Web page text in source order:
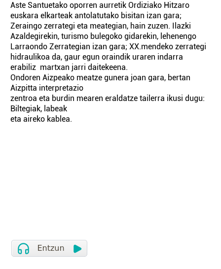
Aste Santuetako oporren aurretik Ordiziako Hitzaro
euskara elkarteak antolatutako bisitan izan gara;
Zeraingo zerrategi eta meategian, hain zuzen. Ilazki
Azaldegirekin, turismo bulegoko gidarekin, lehenengo
Larraondo Zerrategian izan gara; XX.mendeko zerrategi
hidraulikoa da, gaur egun oraindik uraren indarra
erabiliz martxan jarri daitekeena.
Ondoren Aizpeako meatze gunera joan gara, bertan
Aizpitta interpretazio
zentroa eta burdin mearen eraldatze tailerra ikusi dugu:
Biltegiak, labeak
eta aireko kablea.